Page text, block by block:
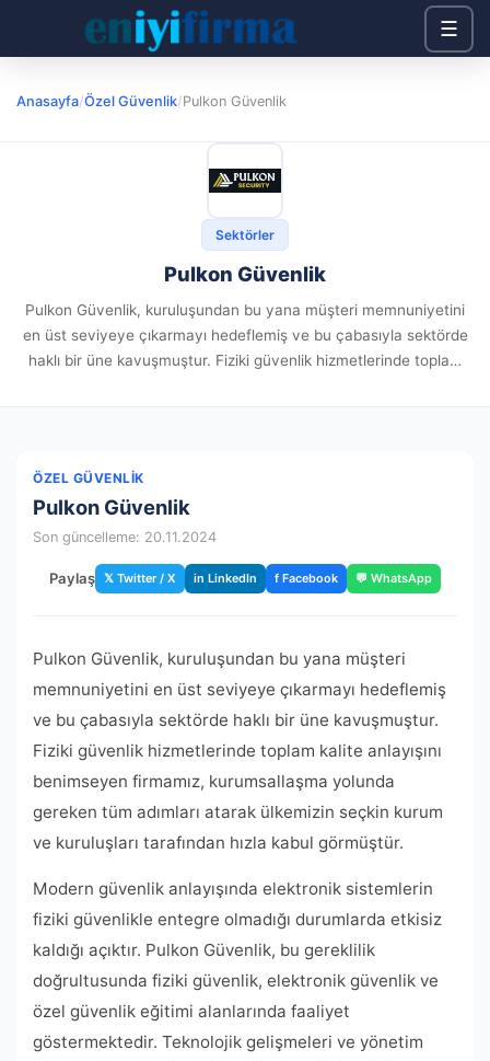
☰
Anasayfa/Özel Güvenlik/Pulkon Güvenlik
Sektörler
Pulkon Güvenlik
Pulkon Güvenlik, kuruluşundan bu yana müşteri memnuniyetini
en üst seviyeye çıkarmayı hedeflemiş ve bu çabasıyla sektörde
haklı bir üne kavuşmuştur. Fiziki güvenlik hizmetlerinde toplam
ÖZEL GÜVENLIK
Pulkon Güvenlik
Son güncelleme: 20.11.2024
Paylaş 𝕏 Twitter / X in LinkedIn f Facebook 💬 WhatsApp
Pulkon Güvenlik, kuruluşundan bu yana müşteri
memnuniyetini en üst seviyeye çıkarmayı hedeflemiş
ve bu çabasıyla sektörde haklı bir üne kavuşmuştur.
Fiziki güvenlik hizmetlerinde toplam kalite anlayışını
benimseyen firmamız, kurumsallaşma yolunda
gereken tüm adımları atarak ülkemizin seçkin kurum
ve kuruluşları tarafından hızla kabul görmüştür.
Modern güvenlik anlayışında elektronik sistemlerin
fiziki güvenlikle entegre olmadığı durumlarda etkisiz
kaldığı açıktır. Pulkon Güvenlik, bu gereklilik
doğrultusunda fiziki güvenlik, elektronik güvenlik ve
özel güvenlik eğitimi alanlarında faaliyet
göstermektedir. Teknolojik gelişmeleri ve yönetim